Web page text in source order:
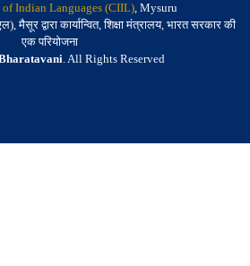
Indian Languages (CIIL), Mysuru
द्वारा कार्यान्वित, शिक्षा मंत्रालय, भारत सरकार की
एक परियोजना
. All Rights Reserved